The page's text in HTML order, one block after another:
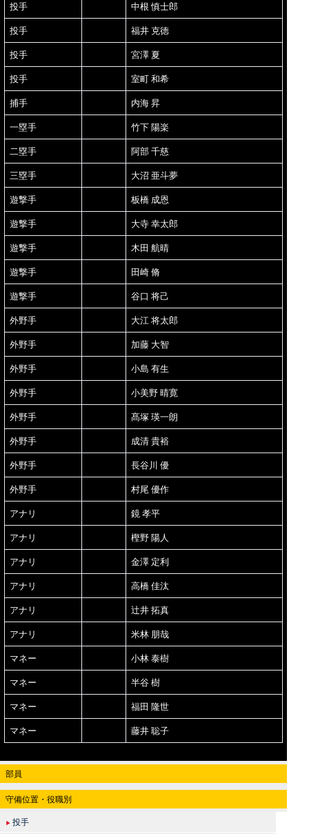
投手 中根 慎士郎
投手 福井 克徳
投手 宮澤 夏
投手 室町 和希
捕手 内海 昇
一塁手 竹下 陽楽
二塁手 阿部 千慈
三塁手 大沼 亜斗夢
遊撃手 板橋 成恩
遊撃手 大寺 幸太郎
遊撃手 木田 航晴
遊撃手 田崎 脩
遊撃手 谷口 将己
外野手 大江 将太郎
外野手 加藤 大智
外野手 小島 有生
外野手 小美野 晴寛
外野手 髙塚 瑛一朗
外野手 成清 貴裕
外野手 長谷川 優
外野手 村尾 優作
アナリ 鏡 孝平
アナリ 樫野 陽人
アナリ 金澤 定利
アナリ 高橋 佳汰
アナリ 辻井 拓真
アナリ 米林 朋哉
マネー 小林 泰樹
マネー 半谷 樹
マネー 福田 隆世
マネー 藤井 聡子
部員
守備位置・役職別
▶ 投手